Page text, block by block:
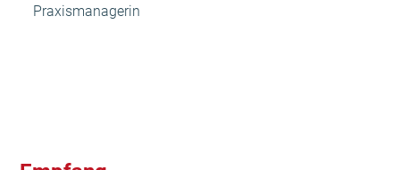
Praxismanagerin